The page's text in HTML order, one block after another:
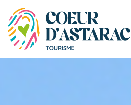
Panneau de gestion des cookies